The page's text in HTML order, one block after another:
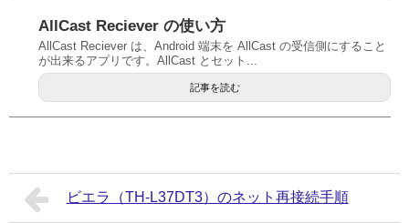
AllCast Reciever の使い方
AllCast Reciever は、Android 端末を AllCast の受信側にすること
が出来るアプリです。AllCast とセット...
記事を読む
ビエラ（TH-L37DT3）のネット再接続手順